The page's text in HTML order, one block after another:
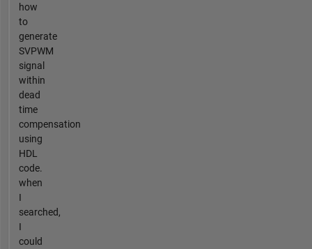
how
to
generate
SVPWM
signal
within
dead
time
compensation
using
HDL
code.
when
I
searched,
I
could